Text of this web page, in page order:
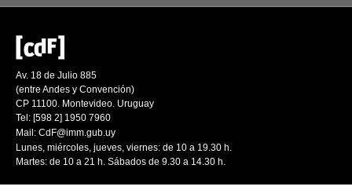
Av. 18 de Julio 885
(entre Andes y Convención)
CP 11100. Montevideo. Uruguay
Tel: [598 2] 1950 7960
Mail: CdF@imm.gub.uy
Lunes, miércoles, jueves, viernes: de 10 a 19.30 h.
Martes: de 10 a 21 h. Sábados de 9.30 a 14.30 h.